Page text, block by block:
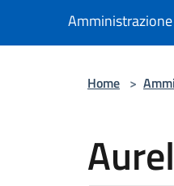
Amministrazione
Home >